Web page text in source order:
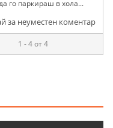
го паркираш в хола...
за неуместен коментар
1 - 4 от 4